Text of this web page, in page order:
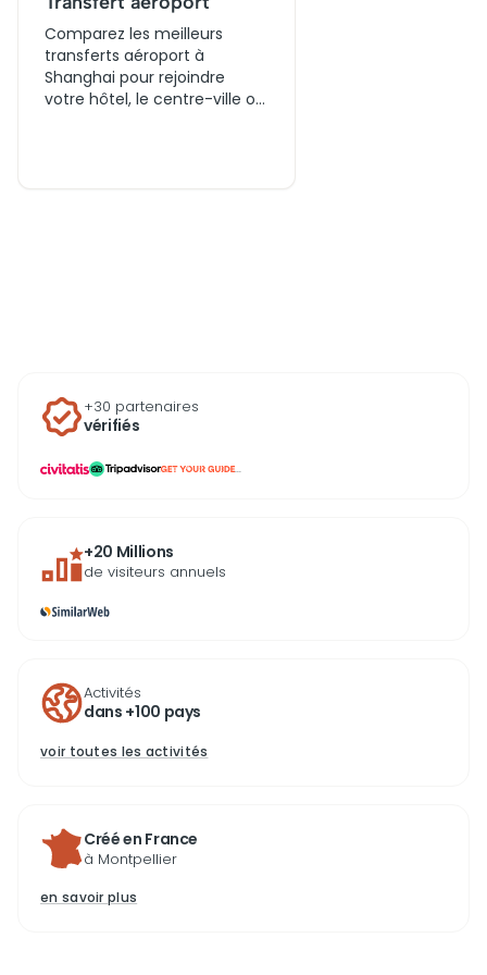
Comparez les meilleurs
transferts aéroport à
Shanghai pour rejoindre
votre hôtel, le centre-ville ou
+30 partenaires
vérifiés
...
+20 Millions
de visiteurs annuels
Activités
dans +100 pays
voir toutes les activités
Créé en France
à Montpellier
en savoir plus